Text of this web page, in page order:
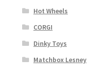
Hot Wheels
CORGI
Dinky Toys
Matchbox Lesney